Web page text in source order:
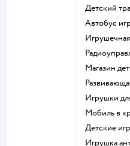
Детский
Автобус
Магазин
Игрушки
Мобиль в
Детские
Игрушка